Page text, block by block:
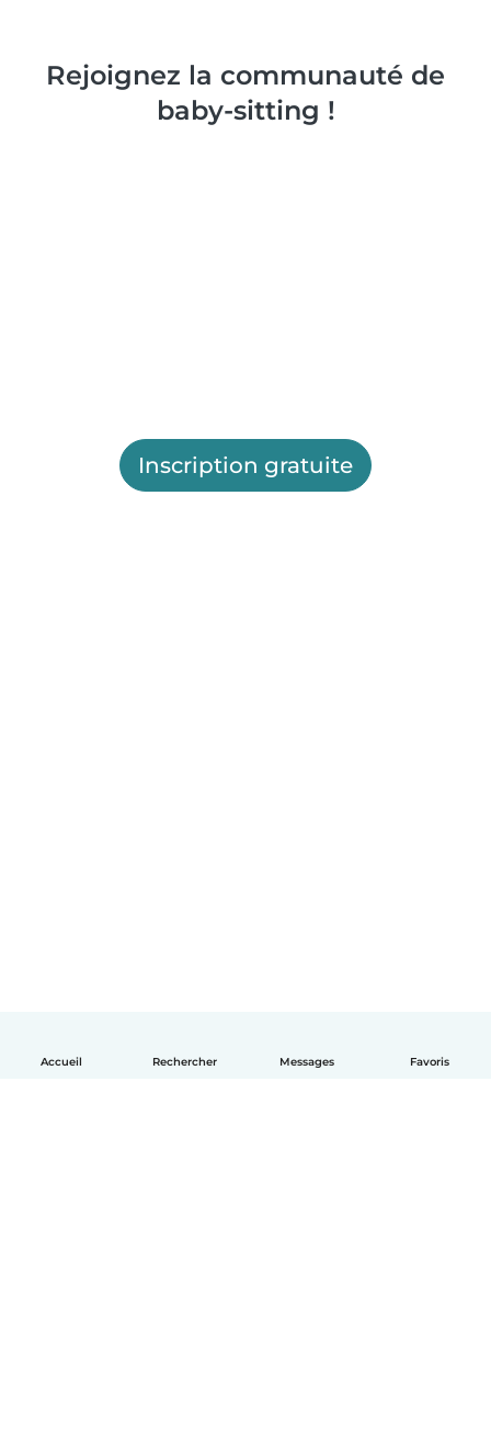
Accueil Rechercher Messages Favoris
Rejoignez la communauté de
baby-sitting !
Inscription gratuite